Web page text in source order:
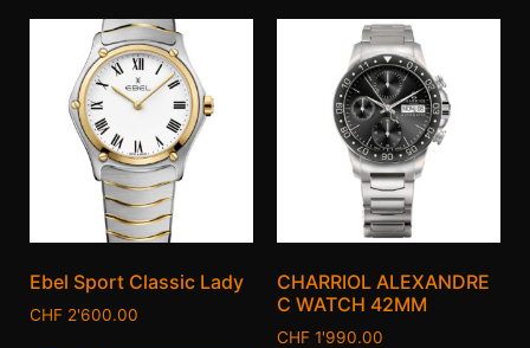
Ebel Sport Classic Lady
CHF 2'600.00
CHARRIOL ALEXANDRE
C WATCH 42MM
CHF 1'990.00